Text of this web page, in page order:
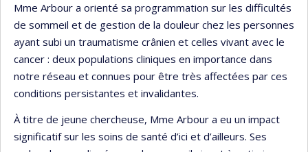
Mme Arbour a orienté sa programmation sur les difficultés
de sommeil et de gestion de la douleur chez les personnes
ayant subi un traumatisme crânien et celles vivant avec le
cancer : deux populations cliniques en importance dans
notre réseau et connues pour être très affectées par ces
conditions persistantes et invalidantes.
À titre de jeune chercheuse, Mme Arbour a eu un impact
significatif sur les soins de santé d’ici et d’ailleurs. Ses